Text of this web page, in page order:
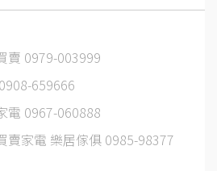
賣 0979-003999
659666
電 0967-060888
賣家電 樂居傢俱 0985-98377